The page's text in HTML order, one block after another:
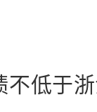
低于浙